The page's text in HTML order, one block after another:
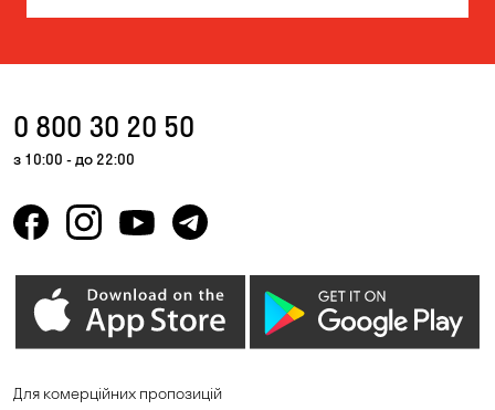
0 800 30 20 50
з 10:00 - до 22:00
Для комерційних пропозицій